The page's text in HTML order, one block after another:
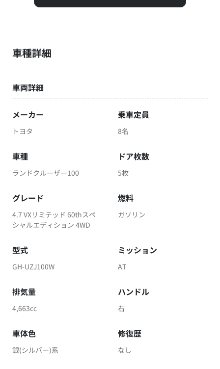
車種詳細
車両詳細
メーカー
トヨタ
乗車定員
8名
車種
ランドクルーザー100
ドア枚数
5枚
グレード
4.7 VXリミテッド 60thスペ
シャルエディション 4WD
燃料
ガソリン
型式
GH-UZJ100W
ミッション
AT
排気量
4,663cc
ハンドル
右
車体色
銀(シルバー)系
修復歴
なし